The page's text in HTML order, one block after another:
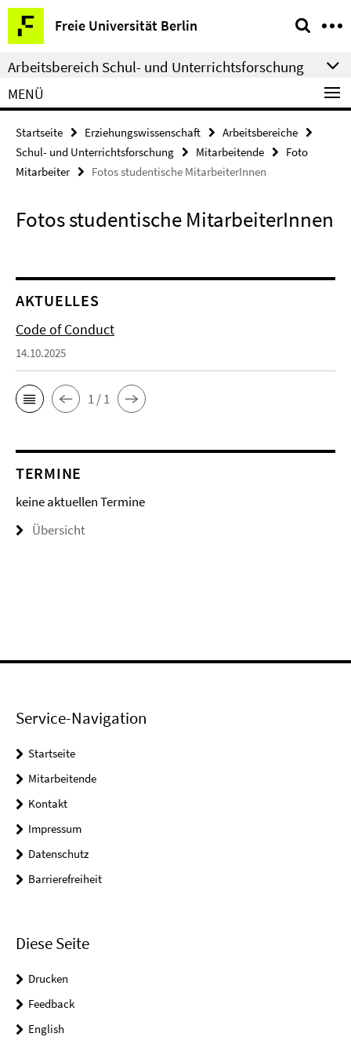
Springe
direkt
zu
Inhalt
Freie Universität Berlin
Service-
Navigation
Arbeitsbereich Schul- und Unterrichtsforschung
MENÜ
Startseite Erziehungswissenschaft
Arbeitsbereiche
Schul- und Unterrichtsforschung
Mitarbeitende
Foto
Mitarbeiter
Fotos studentische MitarbeiterInnen
Fotos studentische MitarbeiterInnen
AKTUELLES
Code of Conduct
14.10.2025
1 / 1
TERMINE
keine aktuellen Termine
Übersicht
Service-Navigation
Startseite
Mitarbeitende
Kontakt
Impressum
Datenschutz
Barrierefreiheit
Diese Seite
Drucken
Feedback
English